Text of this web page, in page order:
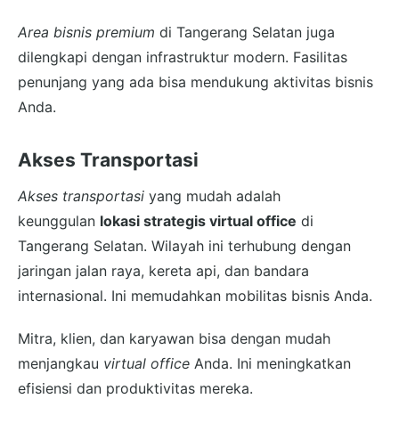
Area bisnis premium di Tangerang Selatan juga
dilengkapi dengan infrastruktur modern. Fasilitas
penunjang yang ada bisa mendukung aktivitas bisnis
Anda.
Akses Transportasi
Akses transportasi yang mudah adalah
keunggulan lokasi strategis virtual office di
Tangerang Selatan. Wilayah ini terhubung dengan
jaringan jalan raya, kereta api, dan bandara
internasional. Ini memudahkan mobilitas bisnis Anda.
Mitra, klien, dan karyawan bisa dengan mudah
menjangkau virtual office Anda. Ini meningkatkan
efisiensi dan produktivitas mereka.